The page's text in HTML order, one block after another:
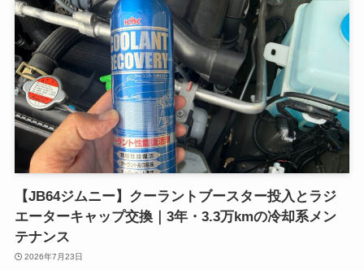
【JB64ジムニー】クーラントブースター投入とラジ
エーターキャップ交換｜3年・3.3万kmの冷却系メン
テナンス
2026年7月23日